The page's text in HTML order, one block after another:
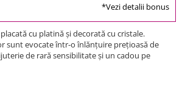
*Vezi detalii bonus
cu platină şi decorată cu cristale.
sunt evocate într-o înlănţuire preţioasă de
de rară sensibilitate şi un cadou pe